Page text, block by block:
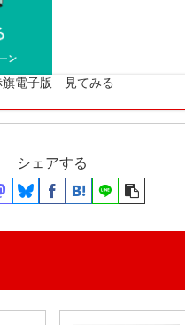
旗電子版 見てみる
シェアする